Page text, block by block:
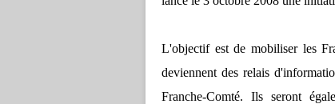
L'objectif est de mobiliser les
deviennent des relais
Franche-Comté. Ils seront